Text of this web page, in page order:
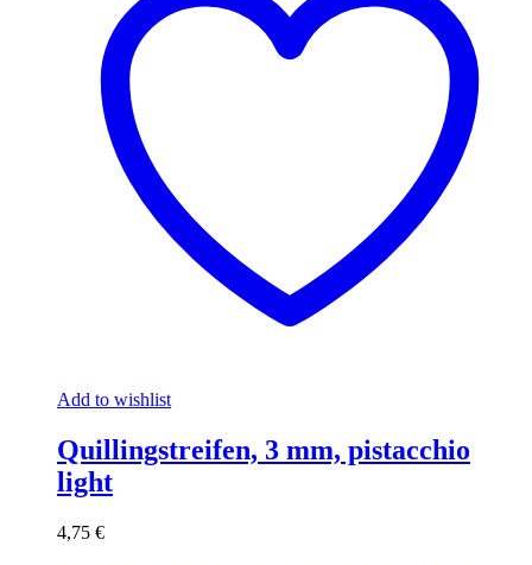
Add to wishlist
Quillingstreifen, 3 mm, pistacchio
light
4,75 €